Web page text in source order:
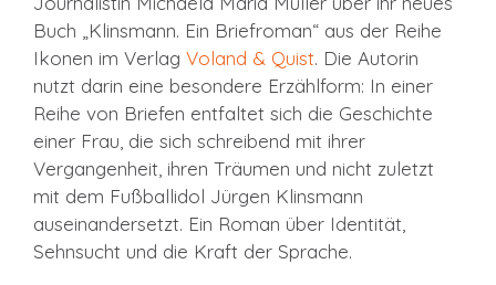
Buch „Klinsmann. Ein Briefroman“ aus der Reihe
Ikonen im Verlag Voland & Quist. Die Autorin
nutzt darin eine besondere Erzählform: In einer
Reihe von Briefen entfaltet sich die Geschichte
einer Frau, die sich schreibend mit ihrer
Vergangenheit, ihren Träumen und nicht zuletzt
mit dem Fußballidol Jürgen Klinsmann
auseinandersetzt. Ein Roman über Identität,
Sehnsucht und die Kraft der Sprache.